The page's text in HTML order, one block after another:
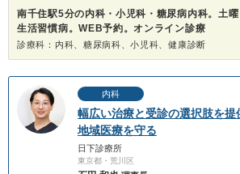
南千住駅5分の内科・小児科・糖尿病内科。土曜
生活習慣病。WEB予約。オンライン診療
診療科：内科、糖尿病科、小児科、健康診断
内科
幅広い治療と受診の選択肢を提
地域医療を守る
日下診療所
東京都・荒川区